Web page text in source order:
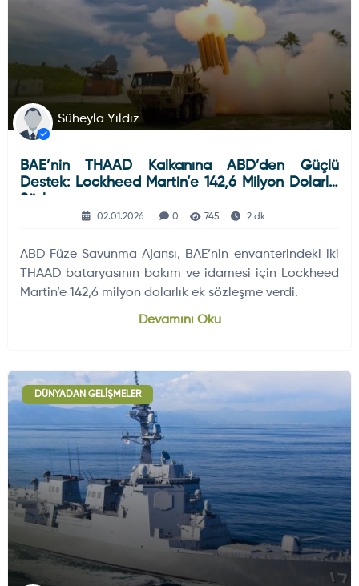
Süheyla Yıldız
BAE’nin THAAD Kalkanına ABD’den Güçlü
Destek: Lockheed Martin’e 142,6 Milyon Dolarlık
Sözleşme
02.01.2026 0 745 2 dk
ABD Füze Savunma Ajansı, BAE’nin envanterindeki iki
THAAD bataryasının bakım ve idamesi için Lockheed
Martin’e 142,6 milyon dolarlık ek sözleşme verdi.
Devamını Oku
DÜNYADAN GELIŞMELER